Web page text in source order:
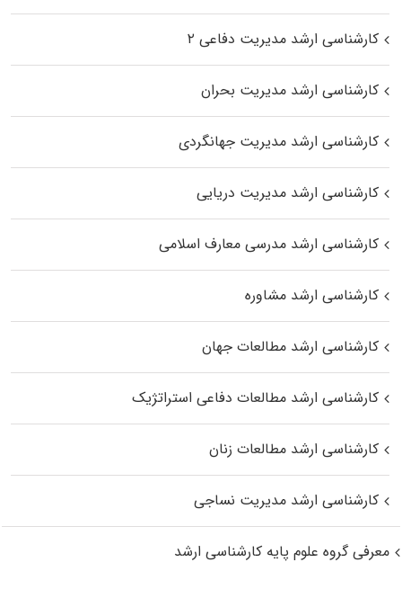
کارشناسی ارشد مدیریت دفاعی ۲
کارشناسی ارشد مدیریت بحران
کارشناسی ارشد مدیریت جهانگردی
کارشناسی ارشد مدیریت دریایی
کارشناسی ارشد مدرسی معارف اسلامی
کارشناسی ارشد مشاوره
کارشناسی ارشد مطالعات جهان
کارشناسی ارشد مطالعات دفاعی استراتژیک
کارشناسی ارشد مطالعات زنان
کارشناسی ارشد مدیریت نساجی
معرفی گروه علوم پایه کارشناسی ارشد